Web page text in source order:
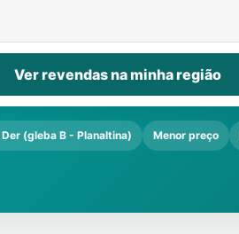
Ver revendas na minha região
(gleba B - Planaltina) Menor preço